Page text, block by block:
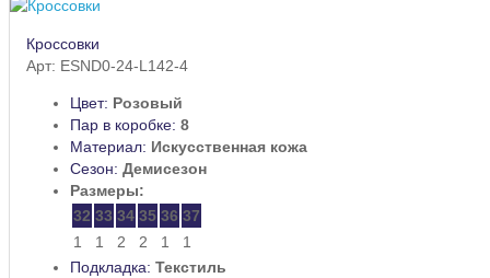
Кроссовки
Арт: ESND0-24-L142-4
Цвет: Розовый
Пар в коробке: 8
Материал: Искусственная кожа
Сезон: Демисезон
Размеры:
32 33 34 35 36 37
1
1 2 2 1
1
Подкладка: Текстиль